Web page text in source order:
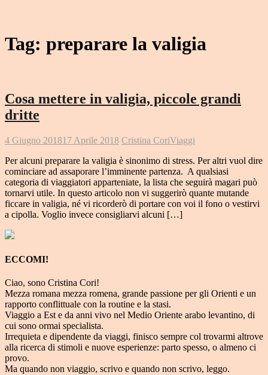
Tag: preparare la valigia
Cosa mettere in valigia, piccole grandi
dritte
4 Giugno 201817 Aprile 2018 Cristina CoriViaggi
Per alcuni preparare la valigia è sinonimo di stress. Per altri vuol dire
cominciare ad assaporare l’imminente partenza. A qualsiasi
categoria di viaggiatori apparteniate, la lista che seguirà magari può
tornarvi utile. In questo articolo non vi suggerirò quante mutande
ficcare in valigia, né vi ricorderò di portare con voi il fono o vestirvi
a cipolla. Voglio invece consigliarvi alcuni […]
ECCOMI!
Ciao, sono Cristina Cori!
Mezza romana mezza romena, grande passione per gli Orienti e un
rapporto conflittuale con la routine e la stasi.
Viaggio a Est e da anni vivo nel Medio Oriente arabo levantino, di
cui sono ormai specialista.
Irrequieta e dipendente da viaggi, finisco sempre col trovarmi altrove
alla ricerca di stimoli e nuove esperienze: parto spesso, o almeno ci
provo.
Ma quando non viaggio, scrivo e quando non scrivo, leggo.